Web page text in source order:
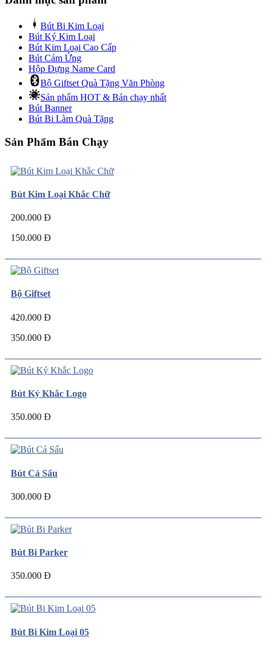
Bút Bi Kim Loại
Bút Ký Kim Loại
Bút Kim Loại Cao Cấp
Bút Cảm Ứng
Hộp Đựng Name Card
Bộ Giftset Quà Tặng Văn Phòng
Sản phẩm HOT & Bán chạy nhất
Bút Banner
Bút Bi Làm Quà Tặng
Sản Phẩm Bán Chạy
Bút Kim Loại Khắc Chữ
200.000 Đ
150.000 Đ
Bộ Giftset
420.000 Đ
350.000 Đ
Bút Ký Khắc Logo
350.000 Đ
Bút Cá Sấu
300.000 Đ
Bút Bi Parker
350.000 Đ
Bút Bi Kim Loại 05